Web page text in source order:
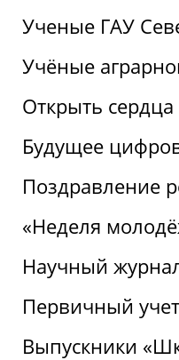
Ученые ГАУ
Учёные
Открыть
Будущее
Поздравление
«Неделя
Научный
Первичный
Выпускники